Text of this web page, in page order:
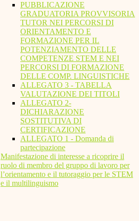
PUBBLICAZIONE
GRADUATORIA PROVVISORIA
TUTOR NEI PERCORSI DI
ORIENTAMENTO E
FORMAZIONE PER IL
POTENZIAMENTO DELLE
COMPETENZE STEM E NEI
PERCORSI DI FORMAZIONE
DELLE COMP. LINGUISTICHE
ALLEGATO 3 - TABELLA
VALUTAZIONE DEI TITOLI
ALLEGATO 2-
DICHIARAZIONE
SOSTITUTIVA DI
CERTIFICAZIONE
ALLEGATO 1 - Domanda di
partecipazione
Manifestazione di interesse a ricoprire il
ruolo di membro del gruppo di lavoro per
l’orientamento e il tutoraggio per le STEM
e il multilinguismo